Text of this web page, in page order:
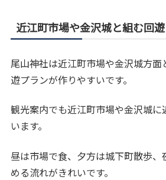
近江町市場や金沢城と組む回遊
尾山神社は近江町市場や金沢城方面
遊プランが作りやすいです。
観光案内でも近江町市場や金沢城に
います。
昼は市場で食、夕方は城下町散歩
める流れがきれいです。